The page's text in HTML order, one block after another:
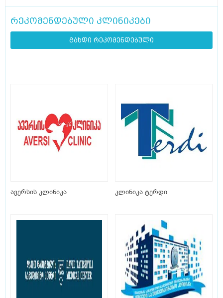
რეკომენდებული კლინიკები
გახდი რეკომენდებული
ავერსის კლინიკა კლინიკა ტერდი